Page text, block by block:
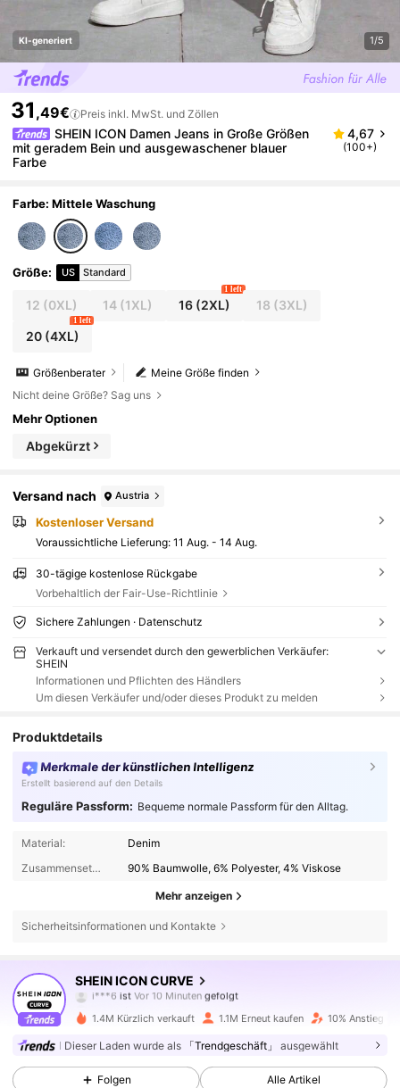
KI-generiert 1/5
31 ,49€ Preis inkl. MwSt. und Zöllen
SHEIN ICON Damen Jeans in Große Größen
mit geradem Bein und ausgewaschener blauer
Farbe
4,67
(100+)
Farbe: Mittele Waschung
Größe: US Standard
12 (0XL) 14 (1XL) 16(2XL)
1 left
18 (3XL)
20(4XL)
1 left
Meine Größe finden
Größenberater
Nicht deine Größe? Sag uns
Mehr Optionen
Abgekürzt
Versand nach Austria
Kostenloser Versand
Voraussichtliche Lieferung: 11 Aug. - 14 Aug.
30-tägige kostenlose Rückgabe
Vorbehaltlich der Fair-Use-Richtlinie
Sichere Zahlungen · Datenschutz
Verkauft und versendet durch den gewerblichen Verkäufer:
SHEIN
Informationen und Pflichten des Händlers
Um diesen Verkäufer und/oder dieses Produkt zu melden
Produktdetails
Merkmale der künstlichen Intelligenz
Erstellt basierend auf den Details
Reguläre Passform: Bequeme normale Passform für den Alltag.
Material:
Denim
Zusammensetzung:
90% Baumwolle, 6% Polyester, 4% Viskose
Mehr anzeigen
Sicherheitsinformationen und Kontakte
SHEIN ICON CURVE
i***6istVor 10 Minutengefolgt
m***eist am Durchsuchen
4,81
399K Follower
4,81
1.4M Kürzlich verkauft 1.1M Erneut kaufen 10% Anstieg
Dieser Laden wurde als 「Trendgeschäft」 ausgewählt
Folgen Alle Artikel